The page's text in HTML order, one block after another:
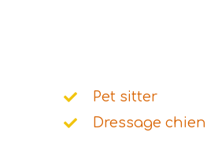
Pet sitter
Dressage chien